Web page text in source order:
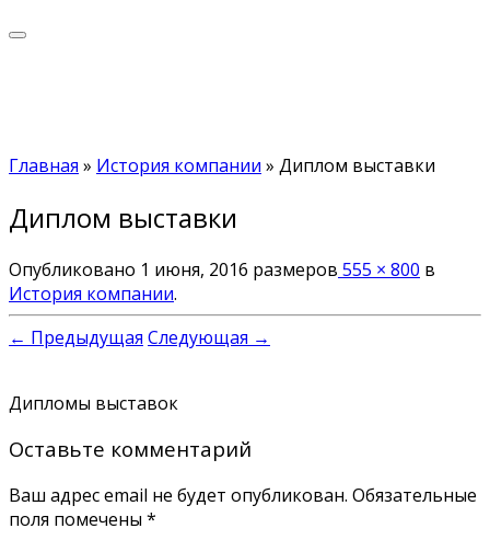
Главная » История компании » Диплом выставки
Диплом выставки
Опубликовано 1 июня, 2016 размеров 555 × 800 в
История компании.
← Предыдущая Следующая →
Дипломы выставок
Оставьте комментарий
Ваш адрес email не будет опубликован. Обязательные
поля помечены *